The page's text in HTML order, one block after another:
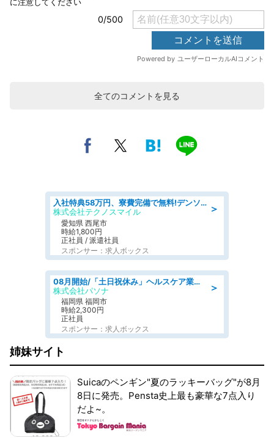
全てのコメントを見る
＞
入社特典58万円、寮費完備で無料!デンソーで働こう!自動車工場で小型部品の検査業務 denso aichi
株式会社テクノスマイル
愛知県 西尾市
時給1,800円
正社員 / 派遣社員
スポンサー：求人ボックス
＞
08月開始/「土日祝休み」ヘルスケア業界の産業保健師/高時給/未経験OK/要資格:保健師、正看護師
株式会社パソナ
福岡県 福岡市
時給2,300円
正社員
スポンサー：求人ボックス
姉妹サイト
Suicaのペンギン"夏のラッキーバッグ"が8月
8日に発売。Pensta史上最も豪華な7点入り
だよ~。